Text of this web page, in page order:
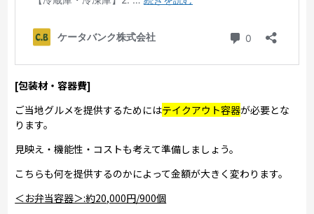
[包装材・容器費]
ご当地グルメを提供するためにはテイクアウト容器が必要とな
ります。
見映え・機能性・コストも考えて準備しましょう。
こちらも何を提供するのかによって金額が大きく変わります。
＜お弁当容器＞:約20,000円/900個